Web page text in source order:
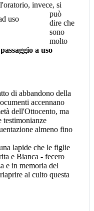
invece, si
può
dire che
sono
molto
a uso
di abbandono della
accennano
dell'Ottocento, ma
testimonianze
almeno fino
lapide che le figlie
e Bianca - fecero
e in memoria del
al culto questa